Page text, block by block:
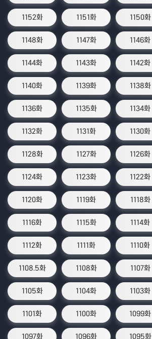
1152화 1151화 1150화
1148화 1147화 1146화
1144화 1143화 1142화
1140화 1139화 1138화
1136화 1135화 1134화
1132화 1131화 1130화
1128화 1127화 1126화
1124화 1123화 1122화
1120화 1119화 1118화
1116화 1115화 1114화
1112화 1111화 1110화
1108.5화 1108화 1107화
1105화 1104화 1103화
1101화 1100화 1099화
1097화 1096화 1095화